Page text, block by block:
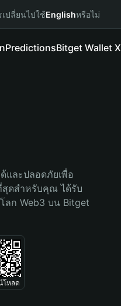
ปลี่ยนไปใช้Englishหรือไม่
PredictionsBitget Wallet X
และปลอดภัยเพื่อ
สุดสำหรับคุณ ได้รับ
ลก Web3 บน Bitget
โหลด